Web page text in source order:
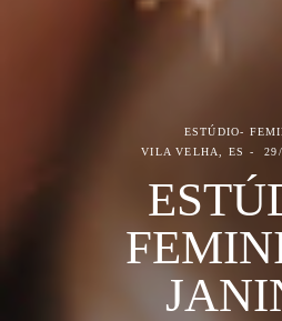
ESTÚDIO-
VILA VELHA, ES